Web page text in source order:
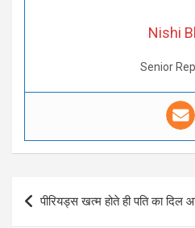
Nishi
Senior
Post
navigation
पीरियड्स खत्म होते ही पति का दिल